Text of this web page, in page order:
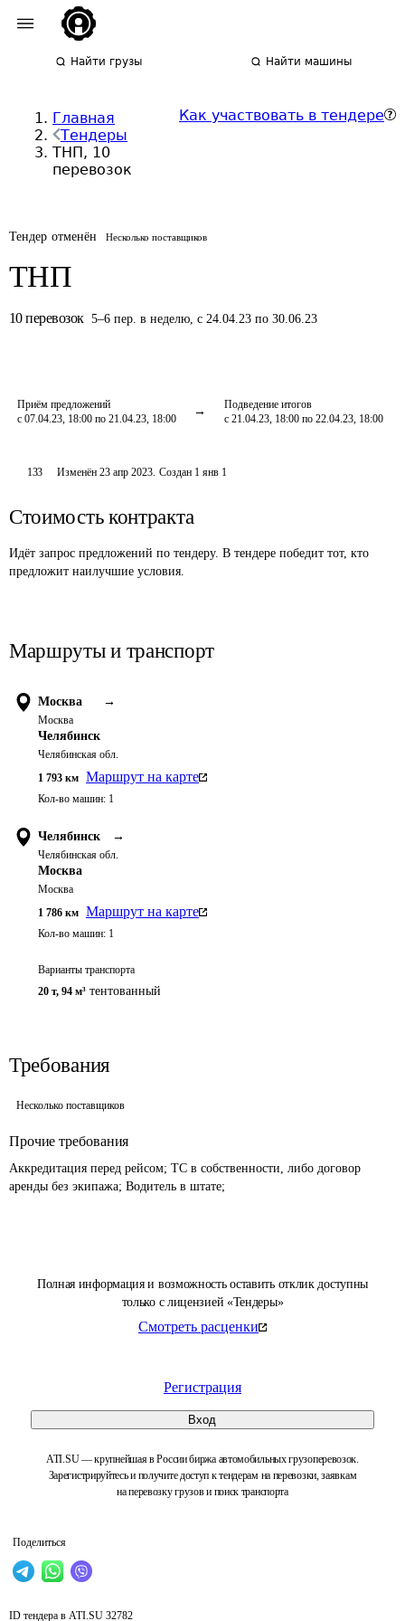
Найти грузы Найти машины
Главная
Тендеры
ТНП, 10
перевозок
Как участвовать в тендере
Тендер отменён Несколько поставщиков
ТНП
10 перевозок 5–6 пер. в неделю, с 24.04.23 по 30.06.23
Приём предложений
с 07.04.23, 18:00 по 21.04.23, 18:00
Подведение итогов
с 21.04.23, 18:00 по 22.04.23, 18:00
Полная информация и возможность оставить отклик доступны
только с лицензией «Тендеры»
Смотреть расценки
Регистрация
Вход
ATI.SU — крупнейшая в России биржа автомобильных грузоперевозок.
Зарегистрируйтесь и получите доступ к тендерам на перевозки, заявкам
на перевозку грузов и поиск транспорта
Поделиться
133 Изменён23 апр 2023. Создан 1 янв 1
Стоимость контракта
Идёт запрос предложений по тендеру. В тендере победит тот, кто
предложит наилучшие условия.
Маршруты и транспорт
Москва →
Москва
Челябинск
Челябинская обл.
1 793 км Маршрут на карте
Кол-во машин: 1
Челябинск →
Челябинская обл.
Москва
Москва
1 786 км Маршрут на карте
Кол-во машин: 1
Варианты транспорта
20 т, 94 м³ тентованный
Требования
Несколько поставщиков
Прочие требования
Аккредитация перед рейсом; ТС в собственности, либо договор
аренды без экипажа; Водитель в штате;
ID тендера в ATI.SU 32782